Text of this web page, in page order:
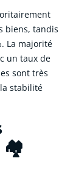
biens, tandis
La majorité
un taux de
sont très
stabilité
🏘️